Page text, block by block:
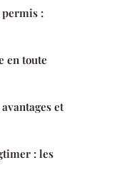
:
en toute
et
: les